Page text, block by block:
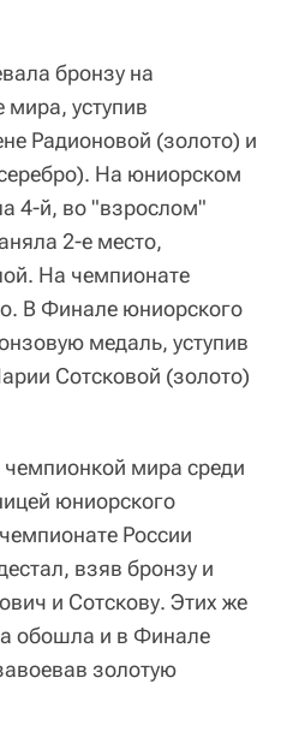
бронзу на
уступив
Радионовой (золото) и
На юниорском
4-й, во "взрослом"
2-е место,
На чемпионате
В Финале юниорского
медаль, уступив
Сотсковой (золото)
мира среди
юниорского
России
взяв бронзу и
и Сотскову. Этих же
обошла и в Финале
золотую